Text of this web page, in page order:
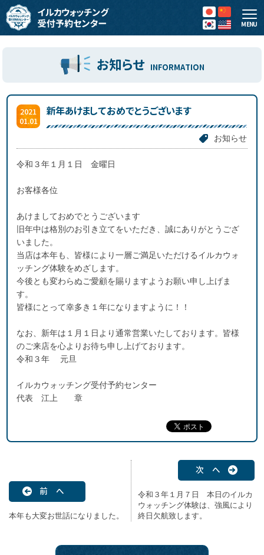
MENU
お知らせ INFORMATION
2021
01.01
新年あけましておめでとうございます
お知らせ
令和３年１月１日 金曜日
お客様各位
あけましておめでとうございます
旧年中は格別のお引き立てをいただき、誠にありがとうござ
いました。
当店は本年も、皆様により一層ご満足いただけるイルカウォ
ッチング体験をめざします。
今後とも変わらぬご愛顧を賜りますようお願い申し上げま
す。
皆様にとって幸多き１年になりますように！！
なお、新年は１月１日より通常営業いたしております。皆様
のご来店を心よりお待ち申し上げております。
令和３年 元旦
イルカウォッチング受付予約センター
代表 江上 章
前 へ
本年も大変お世話になりました。
次 へ
令和３年１月７日 本日のイルカ
ウォッチング体験は、強風により
終日欠航致します。